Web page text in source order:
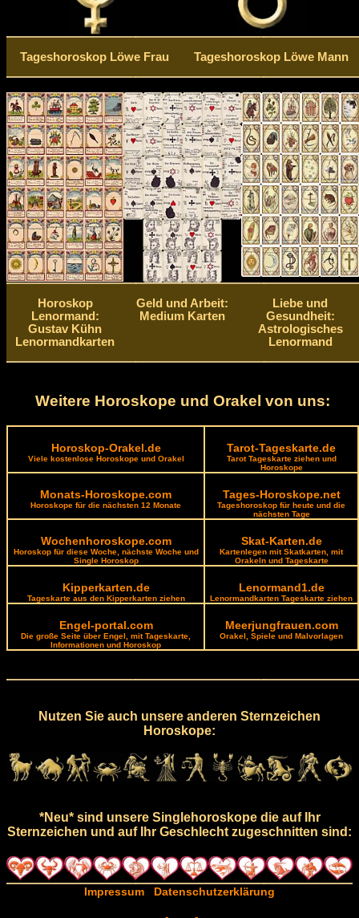
Tageshoroskop Löwe Frau Tageshoroskop Löwe Mann
Horoskop
Lenormand:
Gustav Kühn
Lenormandkarten
Geld und Arbeit:
Medium Karten
Liebe und
Gesundheit:
Astrologisches
Lenormand
Weitere Horoskope und Orakel von uns:
Horoskop-Orakel.de
Viele kostenlose Horoskope und Orakel
Tarot-Tageskarte.de
Tarot Tageskarte ziehen und
Horoskope
Monats-Horoskope.com
Horoskope für die nächsten 12 Monate
Tages-Horoskope.net
Tageshoroskop für heute und die
nächsten Tage
Wochenhoroskope.com
Horoskop für diese Woche, nächste Woche und
Single Horoskop
Skat-Karten.de
Kartenlegen mit Skatkarten, mit
Orakeln und Tageskarte
Kipperkarten.de
Tageskarte aus den Kipperkarten ziehen
Lenormand1.de
Lenormandkarten Tageskarte ziehen
Engel-portal.com
Die große Seite über Engel, mit Tageskarte,
Informationen und Horoskop
Meerjungfrauen.com
Orakel, Spiele und Malvorlagen
Nutzen Sie auch unsere anderen Sternzeichen
Horoskope:
*Neu* sind unsere Singlehoroskope die auf Ihr
Sternzeichen und auf Ihr Geschlecht zugeschnitten sind:
Impressum Datenschutzerklärung